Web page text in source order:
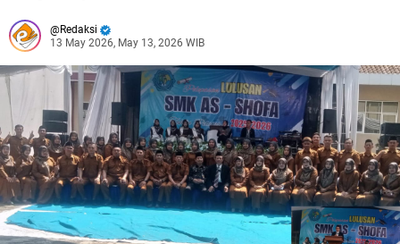
Redaksi
13 May 2026, May 13, 2026 WIB